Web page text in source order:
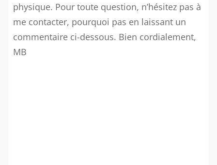
physique. Pour toute question, n’hésitez pas à
me contacter, pourquoi pas en laissant un
commentaire ci-dessous. Bien cordialement,
MB